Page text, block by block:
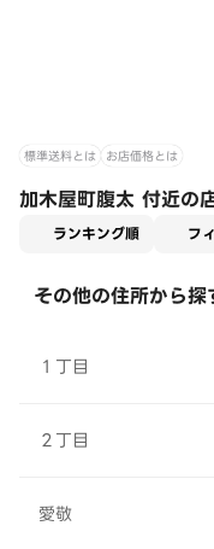
標準送料とは お店価格とは
加木屋町腹太 付近の
ランキング順 フ
その他の住所から探
１丁目
２丁目
愛敬